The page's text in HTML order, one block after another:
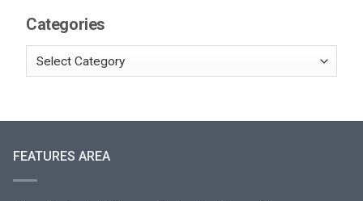
Categories
FEATURES AREA